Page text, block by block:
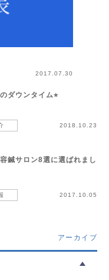
2017.07.30
ダウンタイム⭐︎
2018.10.23
鍼サロン8選に選ばれまし
2017.10.05
アーカイブ